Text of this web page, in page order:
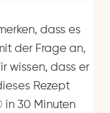
dass es
der Frage an,
wissen, dass er
Rezept
in 30 Minuten